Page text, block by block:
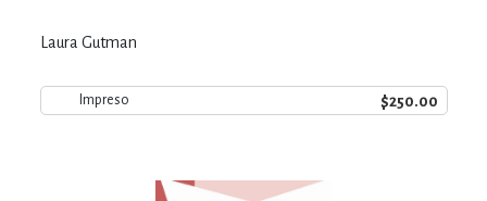
Laura Gutman
Impreso $250.00